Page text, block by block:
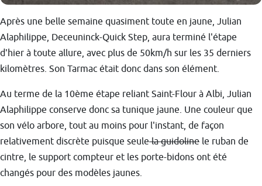
Après une belle semaine quasiment toute en jaune, Julian
Alaphilippe, Deceuninck-Quick Step, aura terminé l'étape
d'hier à toute allure, avec plus de 50km/h sur les 35 derniers
kilomètres. Son Tarmac était donc dans son élément.
Au terme de la 10ème étape reliant Saint-Flour à Albi, Julian
Alaphilippe conserve donc sa tunique jaune. Une couleur que
son vélo arbore, tout au moins pour l'instant, de façon
relativement discrète puisque seulela guidoline le ruban de
cintre, le support compteur et les porte-bidons ont été
changés pour des modèles jaunes.